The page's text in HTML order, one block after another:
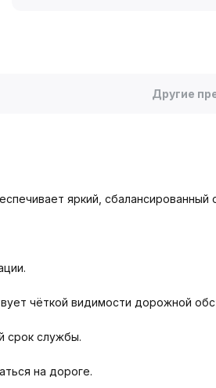
Другие
яркий,
чёткой видимости дорожной
срок службы.
на дороге.